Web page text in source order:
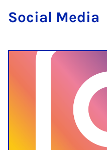
So­cial Me­dia